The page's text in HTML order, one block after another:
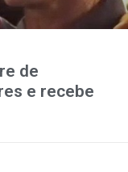
de
e recebe